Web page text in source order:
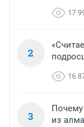
17
2
16
3
Почему
из